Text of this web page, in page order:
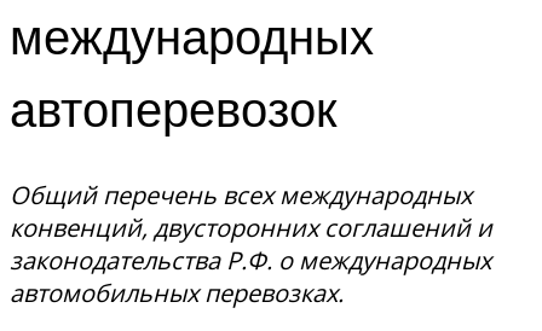
международных
автоперевозок
Общий перечень всех международных
конвенций, двусторонних соглашений и
законодательства Р.Ф. о международных
автомобильных перевозках.